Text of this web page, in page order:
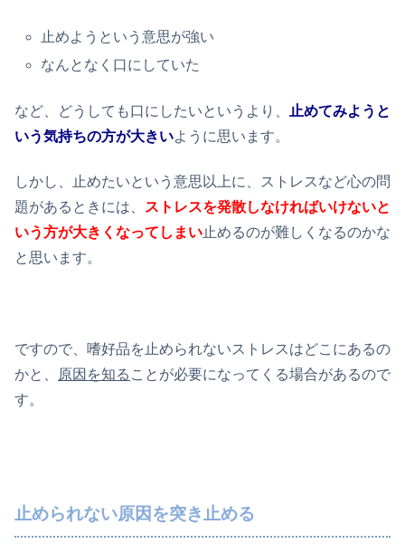
止めようという意思が強い
なんとなく口にしていた
など、どうしても口にしたいというより、
止めてみようと
いう気持ちの方が大きいように思います。
しかし、止めたいという意思以上に、ストレスなど心の問
題があるときには、
ストレスを発散しなければいけないと
いう方が大きくなってしまい止めるのが難しくなるのかな
と思います。
ですので、嗜好品を止められないストレスはどこにあるの
かと、
原因を知る ことが必要になってくる場合があるので
す。
止められない原因を突き止める